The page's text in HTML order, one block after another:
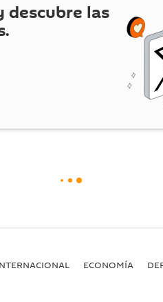
descubre las
ECONOMÍA